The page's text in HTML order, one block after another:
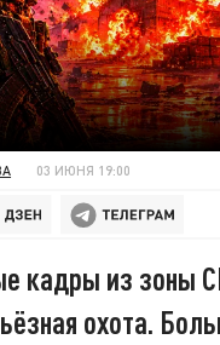
03 ИЮНЯ 19:00
кадры из зоны
охота.